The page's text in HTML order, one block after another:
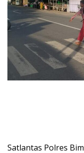
Satlantas Polres